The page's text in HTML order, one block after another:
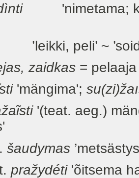
'nimetama;
peli’ ~
zaidkas =
'mängima';
ĩsti'(teat. aeg.)
šaudymas
pražydéti'õitsema